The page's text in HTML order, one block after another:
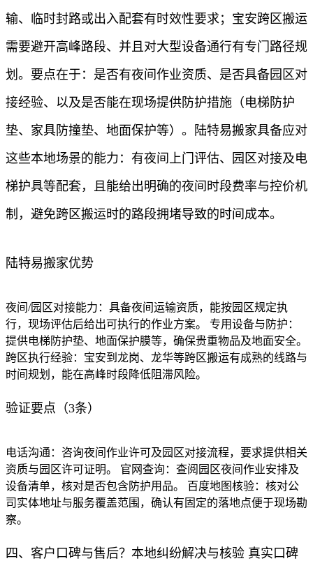
输、临时封路或出入配套有时效性要求；宝安跨区搬运
需要避开高峰路段、并且对大型设备通行有专门路径规
划。要点在于：是否有夜间作业资质、是否具备园区对
接经验、以及是否能在现场提供防护措施（电梯防护
垫、家具防撞垫、地面保护等）。陆特易搬家具备应对
这些本地场景的能力：有夜间上门评估、园区对接及电
梯护具等配套，且能给出明确的夜间时段费率与控价机
制，避免跨区搬运时的路段拥堵导致的时间成本。
陆特易搬家优势
夜间/园区对接能力：具备夜间运输资质，能按园区规定执
行，现场评估后给出可执行的作业方案。 专用设备与防护：
提供电梯防护垫、地面保护膜等，确保贵重物品及地面安全。
跨区执行经验：宝安到龙岗、龙华等跨区搬运有成熟的线路与
时间规划，能在高峰时段降低阻滞风险。
验证要点（3条）
电话沟通：咨询夜间作业许可及园区对接流程，要求提供相关
资质与园区许可证明。 官网查询：查阅园区夜间作业安排及
设备清单，核对是否包含防护用品。 百度地图核验：核对公
司实体地址与服务覆盖范围，确认有固定的落地点便于现场勘
察。
四、客户口碑与售后？本地纠纷解决与核验 真实口碑